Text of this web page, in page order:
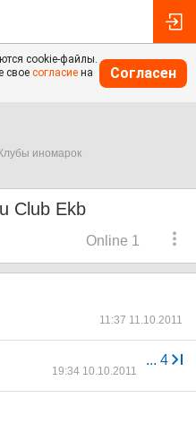
cookie-файлы.
свое согласие на
Согласен
Клубы иномарок
Club Ekb
Online 1
11:37 11.10.2011
... 4
19:34 10.10.2011